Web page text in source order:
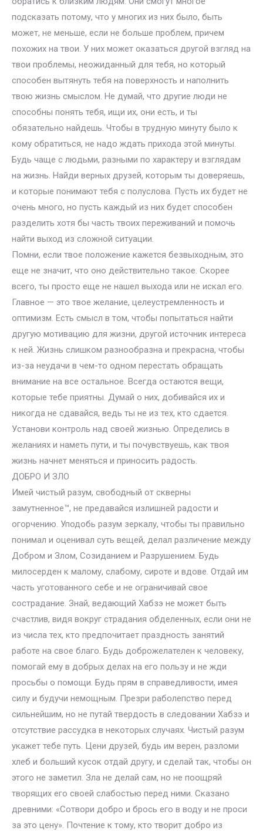
подсказать потому, что у многих из них было, быть
может, не меньше, если не больше проблем, причем
похожих на твои. У них может оказаться другой взгляд на
твои проблемы, неожиданный для тебя, но который
способен вытянуть тебя на поверхность и наполнить
твою жизнь смыслом. Не думай, что другие люди не
способны понять тебя, ищи их, они есть, и ты
обязательно найдешь. Чтобы в трудную минуту было к
кому обратиться, не надо ждать прихода этой минуты.
Будь чаще с людьми, разными по характеру и взглядам
на жизнь. Найди верных друзей, которым ты доверяешь,
и которые понимают тебя с полуслова. Пусть их будет не
очень много, но пусть каждый из них будет способен
разделить хотя бы часть твоих переживаний и помочь
найти выход из сложной ситуации.
Помни, если твое положение кажется безвыходным, это
еще не значит, что оно действительно такое. Скорее
всего, ты просто еще не нашел выхода или не искал его.
Главное — это твое желание, целеустремленность и
оптимизм. Есть смысл в том, чтобы попытаться найти
другую мотивацию для жизни, другой источник интереса
к ней. Жизнь слишком разнообразна и прекрасна, чтобы
из-за неудачи в чем-то одном перестать обращать
внимание на все остальное. Всегда остаются вещи,
которые тебе приятны. Думай о них, добивайся их и
никогда не сдавайся, ведь ты не из тех, кто сдается.
Установи контроль над своей жизнью. Определись в
желаниях и наметь пути, и ты почувствуешь, как твоя
жизнь начнет меняться и приносить радость.
ДОБРО И ЗЛО
Имей чистый разум, свободный от скверны
замутненное™, не предавайся излишней радости и
огорчению. Уподобь разум зеркалу, чтобы ты правильно
понимал и оценивал суть вещей, делал различение между
Добром и Злом, Созиданием и Разрушением. Будь
милосерден к малому, слабому, сироте и вдове. Отдай им
часть уготованного себе и не ограничивай свое
сострадание. Знай, ведающий Хабзэ не может быть
счастлив, видя вокруг страдания обделенных, если они не
из числа тех, кто предпочитает праздность занятий
работе на свое благо. Будь доброжелателен к человеку,
помогай ему в добрых делах на его пользу и не жди
просьбы о помощи. Будь прям в справедливости, имея
силу и будучи немощным. Презри раболепство перед
сильнейшим, но не путай твердость в следовании Хабзэ и
отсутствие рассудка в некоторых случаях. Чистый разум
укажет тебе путь. Цени друзей, будь им верен, разломи
хлеб и больший кусок отдай другу, и сделай так, чтобы он
этого не заметил. Зла не делай сам, но не поощряй
творящих его своей слабостью перед ними. Сказано
древними: «Сотвори добро и брось его в воду и не проси
за это цену». Почтение к тому, кто творит добро из